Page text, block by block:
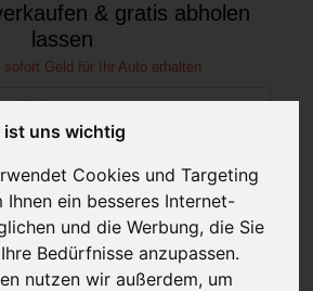
ist uns wichtig
Cookies und Targeting
Ihnen ein besseres Internet-
und die Werbung, die Sie
Bedürfnisse anzupassen.
nutzen wir außerdem, um
& gratis abholen
lassen
Geld für Ihr Auto erhalten
BEWERTUNG
für den Ankauf Ihres Autos inklusive der